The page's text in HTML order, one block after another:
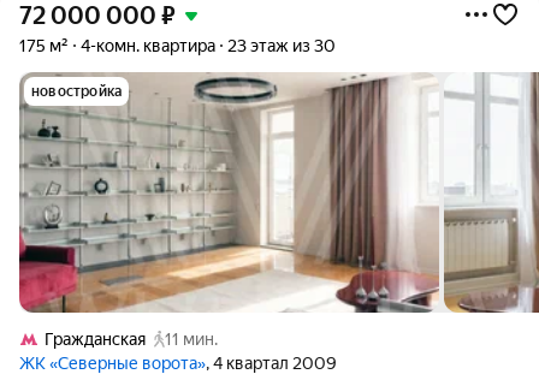
72 000 000 ₽
175 м² 4-комн. квартира 23 этаж из 30
новостройка
Гражданская
11 мин.
ЖК «Северные ворота», 4 квартал 2009